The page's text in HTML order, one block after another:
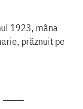
1923, mâna
prăznuit pe